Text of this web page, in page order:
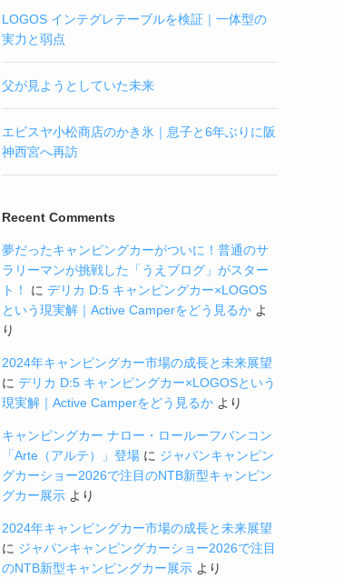
LOGOS インテグレテーブルを検証｜一体型の
実力と弱点
父が見ようとしていた未来
エビスヤ小松商店のかき氷｜息子と6年ぶりに阪
神西宮へ再訪
Recent Comments
夢だったキャンピングカーがついに！普通のサ
ラリーマンが挑戦した「うえブログ」がスター
ト！
に デリカ D:5 キャンピングカー×LOGOS
という現実解｜Active Camperをどう見るか よ
り
2024年キャンピングカー市場の成長と未来展望
に デリカ D:5 キャンピングカー×LOGOSという
現実解｜Active Camperをどう見るか より
キャンピングカー ナロー・ロールーフバンコン
「Arte（アルテ）」登場 に ジャパンキャンピン
グカーショー2026で注目のNTB新型キャンピン
グカー展示 より
2024年キャンピングカー市場の成長と未来展望
に ジャパンキャンピングカーショー2026で注目
のNTB新型キャンピングカー展示 より